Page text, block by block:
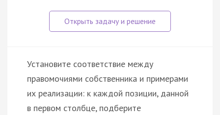
Установите соответствие между
правомочиями собственника и примерами
их реализации: к каждой позиции, данной
в первом столбце, подберите